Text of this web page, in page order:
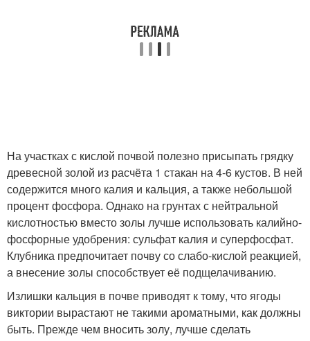
На участках с кислой почвой полезно присыпать грядку
древесной золой из расчёта 1 стакан на 4-6 кустов. В ней
содержится много калия и кальция, а также небольшой
процент фосфора. Однако на грунтах с нейтральной
кислотностью вместо золы лучше использовать калийно-
фосфорные удобрения: сульфат калия и суперфосфат.
Клубника предпочитает почву со слабо-кислой реакцией,
а внесение золы способствует её подщелачиванию.
Излишки кальция в почве приводят к тому, что ягоды
виктории вырастают не такими ароматными, как должны
быть. Прежде чем вносить золу, лучше сделать